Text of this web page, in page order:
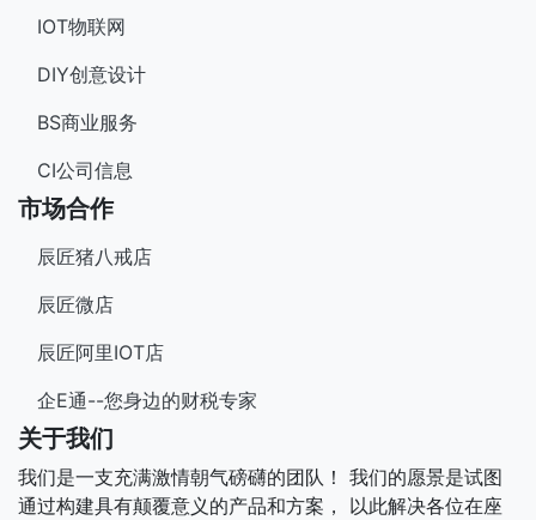
IOT物联网
DIY创意设计
BS商业服务
CI公司信息
市场合作
辰匠猪八戒店
辰匠微店
辰匠阿里IOT店
企E通--您身边的财税专家
关于我们
我们是一支充满激情朝气磅礴的团队！ 我们的愿景是试图
通过构建具有颠覆意义的产品和方案， 以此解决各位在座